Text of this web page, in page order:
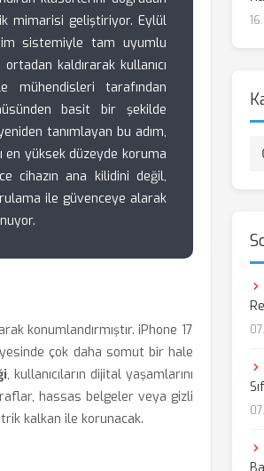
mimarisi geliştiriyor. Eylül
sistemiyle tam uyumlu
kaldırarak kullanıcı
mühendisleri tarafından
basit bir şekilde
tanımlayan bu adım,
en yüksek düzeyde koruma
cihazın ana kilidini değil,
ile güvenceye alarak
konumlandırmıştır. iPhone 17
çok daha somut bir hale
, kullanıcıların dijital yaşamlarını
hassas belgeler veya gizli
kalkan ile korunacak.